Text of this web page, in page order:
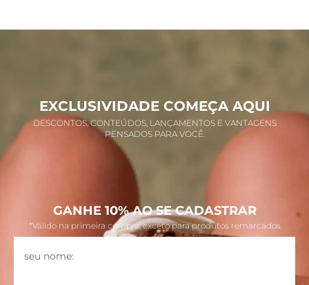
EXCLUSIVIDADE COMEÇA AQUI
DESCONTOS, CONTEÚDOS, LANÇAMENTOS E VANTAGENS
PENSADOS PARA VOCÊ.
GANHE 10% AO SE CADASTRAR
*Válido na primeira compra, exceto para produtos remarcados